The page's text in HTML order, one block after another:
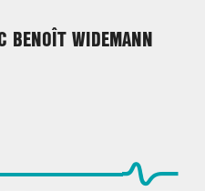
BENOÎT WIDEMANN